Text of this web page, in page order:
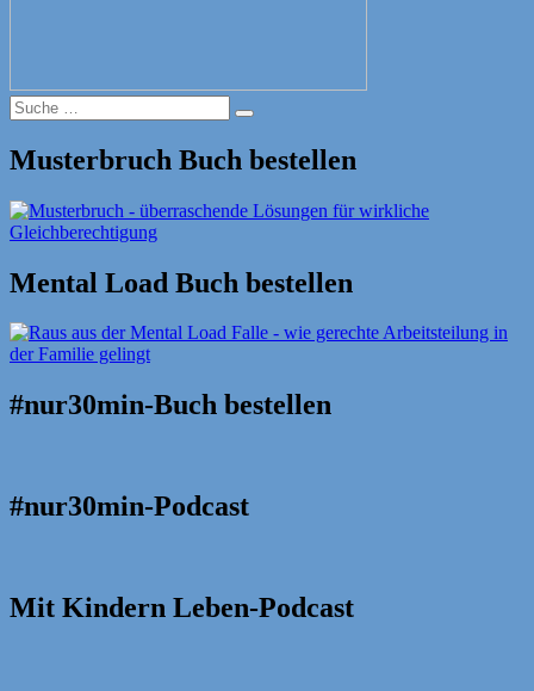
Suche
nach:
Suche
Musterbruch Buch bestellen
Mental Load Buch bestellen
#nur30min-Buch bestellen
#nur30min-Podcast
Mit Kindern Leben-Podcast